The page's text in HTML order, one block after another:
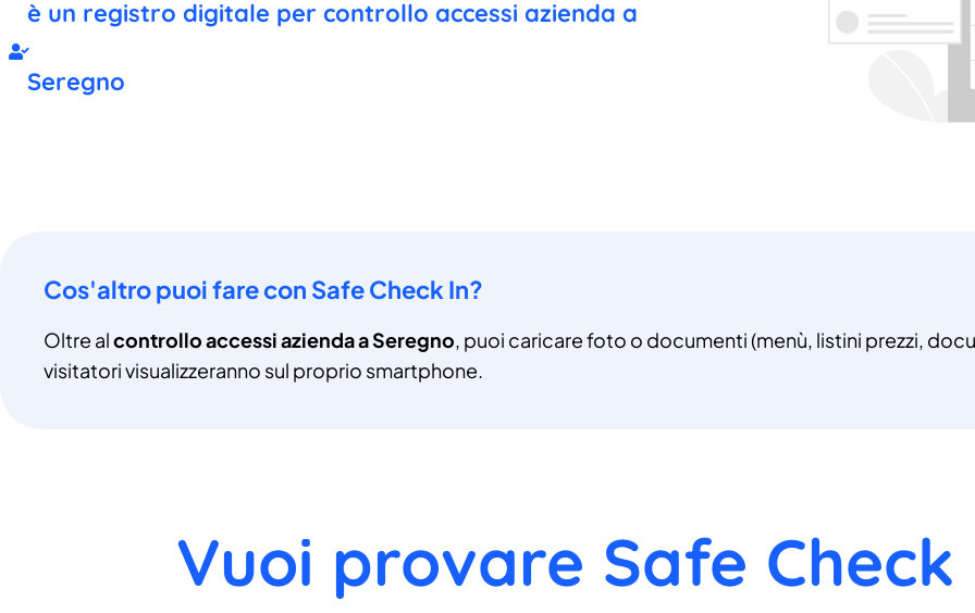
è un registro digitale per controllo accessi azienda a
Seregno
Cos'altro puoi fare con Safe Check In?
Oltre alcontrollo accessi azienda a Seregno, puoi caricare foto o documenti (menù, listini prezzi,
visitatori visualizzeranno sul proprio smartphone.
Vuoi provare Safe Check